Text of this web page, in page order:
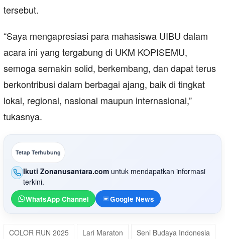
tersebut.
“Saya mengapresiasi para mahasiswa UIBU dalam
acara ini yang tergabung di UKM KOPISEMU,
semoga semakin solid, berkembang, dan dapat terus
berkontribusi dalam berbagai ajang, baik di tingkat
lokal, regional, nasional maupun internasional,”
tukasnya.
Tetap Terhubung
Ikuti Zonanusantara.com untuk mendapatkan informasi
terkini.
WhatsApp Channel Google News
COLOR RUN 2025 Lari Maraton
Seni Budaya Indonesia